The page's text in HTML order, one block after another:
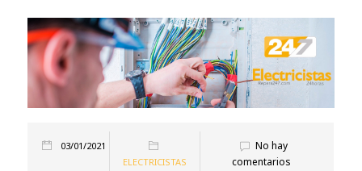
03/01/2021
ELECTRICISTAS
No hay
comentarios